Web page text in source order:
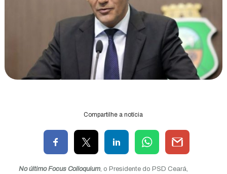
Compartilhe a notícia
No último Focus Colloquium, o Presidente do PSD Ceará,